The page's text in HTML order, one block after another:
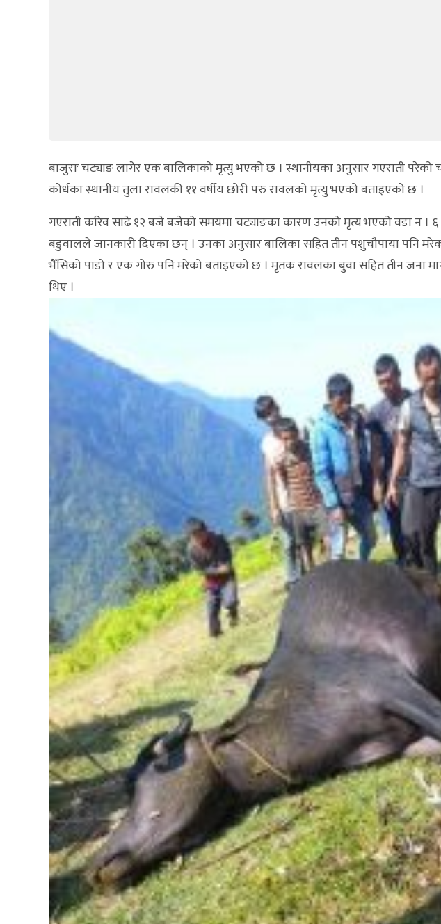
बाजुराः चट्याङ लागेर एक बालिकाको मृत्यु भएको छ । स्थानीयका अनुसार गएराती
कोर्धका स्थानीय तुला रावलकी ११ वर्षीय छोरी परु रावलको मृत्यु भएको बताइएको छ ।
गएराती करिव साढे १२ बजे बजेको समयमा चट्याङका कारण उनको मृत्य भएको वडा न । ६
बडुवालले जानकारी दिएका छन् । उनका अनुसार बालिका सहित तीन पशुचौपाया पनि
भैँसिको पाडो र एक गोरु पनि मरेको बताइएको छ । मृतक रावलका बुवा सहित तीन
थिए ।